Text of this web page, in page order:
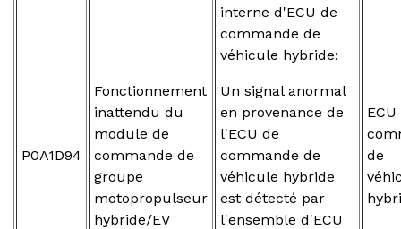
P0A1D94
Fonctionnement
inattendu du
module de
commande de
groupe
motopropulseur
hybride/EV
interne d'ECU de
commande de
véhicule hybride:
Un signal anormal
en provenance de
l'ECU de
commande de
véhicule hybride
est détecté par
l'ensemble d'ECU
de